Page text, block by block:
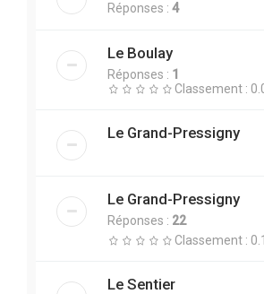
Réponses : 4
Le Boulay
Réponses : 1
Classement :
Le Grand-Pressigny
Le Grand-Pressigny
Réponses : 22
Classement :
Le Sentier